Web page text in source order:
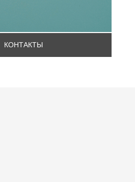
КОНТАКТЫ